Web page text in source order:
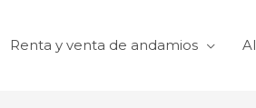
Renta y venta de andamios